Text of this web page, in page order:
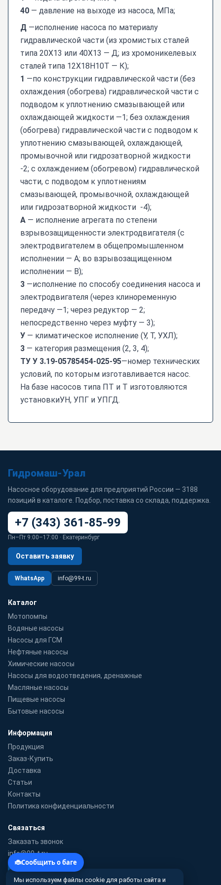
40 — давление на выходе из насоса, МПа;
Д —исполнение насоса по материалу
гидравлической части (из хромистых сталей
типа 20Х13 или 40Х13 — Д; из хромоникелевых
сталей типа 12Х18Н10Т — К);
1 —по конструкции гидравлической части (без
охлаждения (обогрева) гидравлической части с
подводом к уплотнению смазывающей или
охлаждающей жидкости —1; без охлаждения
(обогрева) гидравлической части с подводом к
уплотнению смазывающей, охлаждающей,
промывочной или гидрозатворной жидкости
-2; с охлаждением (обогревом) гидравлической
части, с подводом к уплотнениям
смазывающей, промывочной, охлаждающей
или гидрозатворной жидкости -4);
А — исполнение агрегата по степени
взрывозащищенности электродвигателя (с
электродвигателем в общепромышленном
исполнении — А; во взрывозащищенном
исполнении — В);
3 —исполнение по способу соединения насоса и
электродвигателя (через клиноременную
передачу —1; через редуктор — 2;
непосредственно через муфту — 3);
У — климатическое исполнение (У, Т, УХЛ);
3 — категория размещения (2, 3, 4);
ТУ У 3.19-05785454-025-95—номер технических
условий, по которым изготавливается насос.
На базе насосов типа ПТ и Т изготовляются
установкиУН, УПГ и УПГД.
Гидромаш-Урал
Насосное оборудование для предприятий России — 3188
позиций в каталоге. Подбор, поставка со склада, поддержка.
+7 (343) 361-85-99
Пн–Пт 9:00–17:00 · Екатеринбург
Оставить заявку
WhatsApp info@99-t.ru
Каталог
Мотопомпы
Водяные насосы
Насосы для ГСМ
Нефтяные насосы
Химические насосы
Насосы для водоотведения, дренажные
Масляные насосы
Пищевые насосы
Бытовые насосы
Информация
Продукция
Заказ-Купить
Доставка
Статьи
Контакты
Политика конфиденциальности
Связаться
Заказать звонок
info@99-t.ru
WhatsApp
Мы используем файлы cookie для работы сайта и